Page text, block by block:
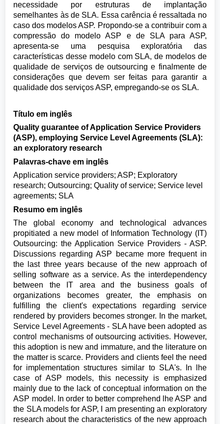
necessidade por estruturas de implantação
semelhantes às de SLA. Essa carência é ressaltada no
caso dos modelos ASP. Propondo-se a contribuir com a
compressão do modelo ASP e de SLA para ASP,
apresenta-se uma pesquisa exploratória das
características desse modelo com SLA, de modelos de
qualidade de serviços de outsourcing e finalmente de
considerações que devem ser feitas para garantir a
qualidade dos serviços ASP, empregando-se os SLA.
Título em inglês
Quality guarantee of Application Service Providers
(ASP), employing Service Level Agreements (SLA):
an exploratory research
Palavras-chave em inglês
Application service providers; ASP; Exploratory
research; Outsourcing; Quality of service; Service level
agreements; SLA
Resumo em inglês
The global economy and technological advances
propitiated a new model of Information Technology (IT)
Outsourcing: the Application Service Providers - ASP.
Discussions regarding ASP became more frequent in
the last three years because of the new approach of
selling software as a service. As the interdependency
between the IT area and the business goals of
organizations becomes greater, the emphasis on
fulfilling the client's expectations regarding service
rendered by providers becomes stronger. In the market,
Service Level Agreements - SLA have been adopted as
control mechanisms of outsourcing activities. However,
this adoption is new and immature, and the literature on
the matter is scarce. Providers and clients feel the need
for implementation structures similar to SLA's. In lhe
case of ASP models, this necessity is emphasized
mainly due to the lack of conceptual information on the
ASP model. In order to better comprehend lhe ASP and
the SLA models for ASP, I am presenting an exploratory
research about the characteristics of the new approach